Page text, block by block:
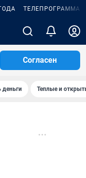
ТЕЛЕПРОГРАММА
Согласен
деньги Теплые и